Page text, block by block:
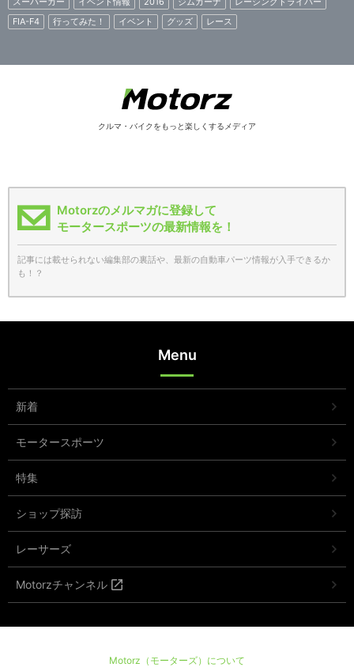
FIA-F4
行ってみた！ イベント グッズ レース
クルマ・バイクをもっと楽しくするメディア
Motorzのメルマガに登録して
モータースポーツの最新情報を！
記事には載せられない編集部の裏話や、最新の自動車パーツ情報が入手できるか
も！？
Menu
新着
モータースポーツ
特集
ショップ探訪
レーサーズ
Motorzチャンネル
Motorz（モーターズ）について